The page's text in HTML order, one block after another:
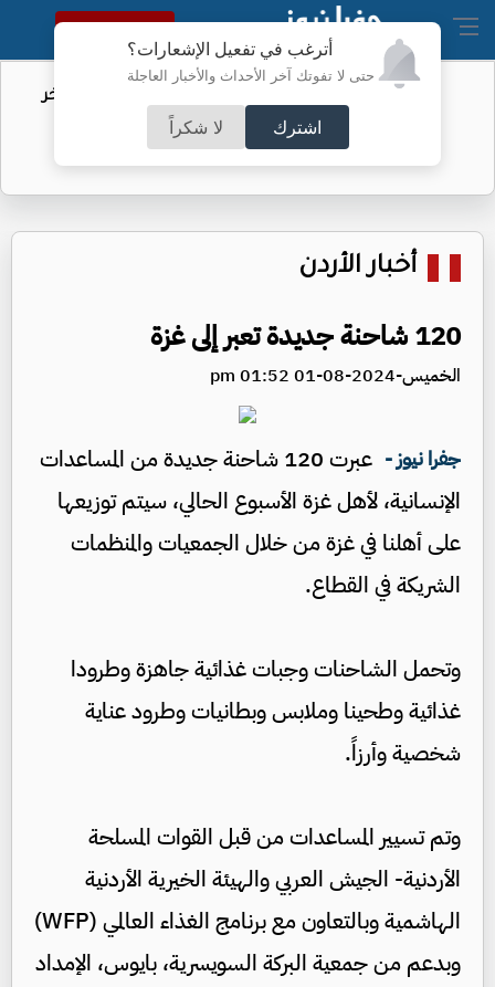
أترغب في تفعيل الإشعارات؟
حتى لا تفوتك آخر الأحداث والأخبار العاجلة
اشترك لا شكراً
النسخة الكاملة
الفيفا يحول مستحقات
كأس العرب
أخبار الأردن
120 شاحنة جديدة تعبر إلى غزة
الخميس-2024-08-01 01:52 pm
جفرا نيوز -
عبرت 120 شاحنة جديدة من المساعدات
الإنسانية، لأهل غزة الأسبوع الحالي، سيتم توزيعها
على أهلنا في غزة من خلال الجمعيات والمنظمات
الشريكة في القطاع.
وتحمل الشاحنات وجبات غذائية جاهزة وطرودا
غذائية وطحينا وملابس وبطانيات وطرود عناية
شخصية وأرزاً.
وتم تسيير المساعدات من قبل القوات المسلحة
الأردنية- الجيش العربي والهيئة الخيرية الأردنية
الهاشمية وبالتعاون مع برنامج الغذاء العالمي (WFP)
وبدعم من جمعية البركة السويسرية، بايوس، الإمداد